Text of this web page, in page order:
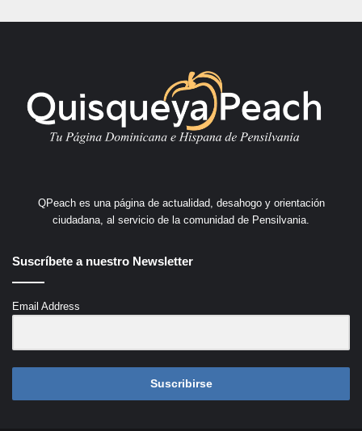
QPeach es una página de actualidad, desahogo y orientación
ciudadana, al servicio de la comunidad de Pensilvania.
Suscríbete a nuestro Newsletter
Email Address
Suscribirse